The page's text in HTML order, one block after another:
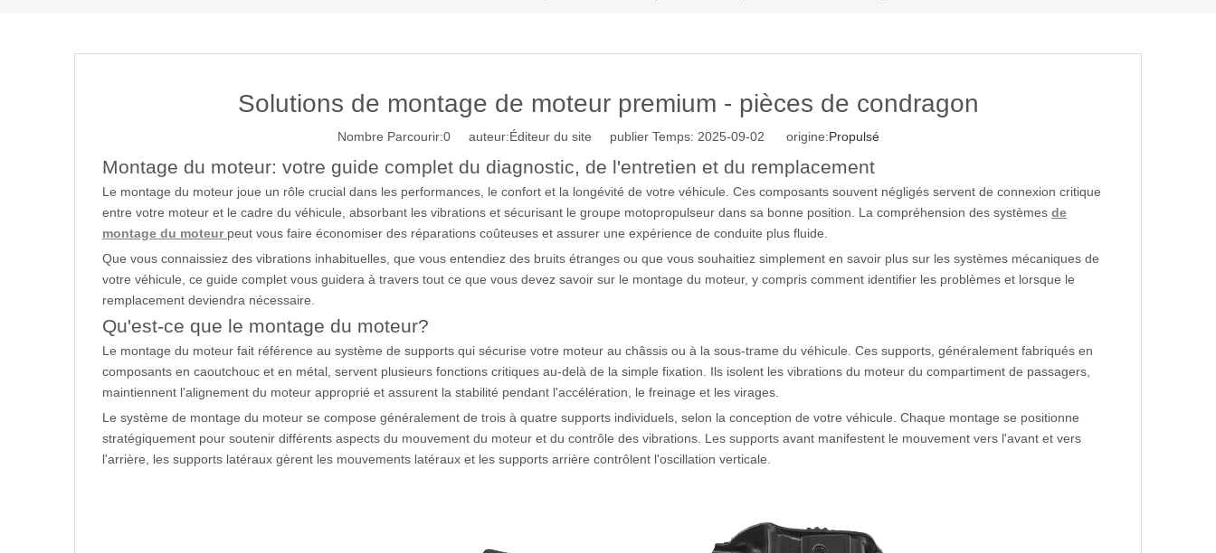
Solutions de montage de moteur premium - pièces de condragon
Nombre Parcourir:0auteur:Éditeur du site publier Temps: 2025-09-02 origine:Propulsé
Montage du moteur: votre guide complet du diagnostic, de l'entretien et du remplacement
Le montage du moteur joue un rôle crucial dans les performances, le confort et la longévité de votre véhicule. Ces composants souvent négligés servent de connexion critique
entre votre moteur et le cadre du véhicule, absorbant les vibrations et sécurisant le groupe motopropulseur dans sa bonne position. La compréhension des systèmes de
montage du moteur peut vous faire économiser des réparations coûteuses et assurer une expérience de conduite plus fluide.
Que vous connaissiez des vibrations inhabituelles, que vous entendiez des bruits étranges ou que vous souhaitiez simplement en savoir plus sur les systèmes mécaniques de
votre véhicule, ce guide complet vous guidera à travers tout ce que vous devez savoir sur le montage du moteur, y compris comment identifier les problèmes et lorsque le
remplacement deviendra nécessaire.
Qu'est-ce que le montage du moteur?
Le montage du moteur fait référence au système de supports qui sécurise votre moteur au châssis ou à la sous-trame du véhicule. Ces supports, généralement fabriqués en
composants en caoutchouc et en métal, servent plusieurs fonctions critiques au-delà de la simple fixation. Ils isolent les vibrations du moteur du compartiment de passagers,
maintiennent l'alignement du moteur approprié et assurent la stabilité pendant l'accélération, le freinage et les virages.
Le système de montage du moteur se compose généralement de trois à quatre supports individuels, selon la conception de votre véhicule. Chaque montage se positionne
stratégiquement pour soutenir différents aspects du mouvement du moteur et du contrôle des vibrations. Les supports avant manifestent le mouvement vers l'avant et vers
l'arrière, les supports latéraux gèrent les mouvements latéraux et les supports arrière contrôlent l'oscillation verticale.